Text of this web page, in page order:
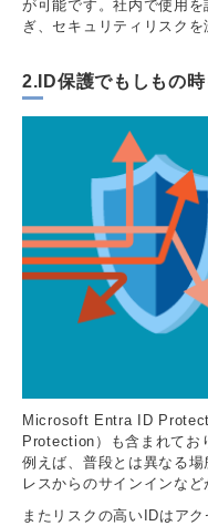
が可能です。社内で使用
ぎ、セキュリティリスクを
2.ID保護でもしもの
Microsoft Entra ID
Protection）も含まれてお
例えば、普段とは異なる
レスからのサインインなど
またリスクの高いIDはア